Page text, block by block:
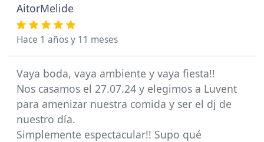
AitorMelide
Hace 1 años y 11 meses
Vaya boda, vaya ambiente y vaya fiesta!!
Nos casamos el 27.07.24 y elegimos a Luvent
para amenizar nuestra comida y ser el dj de
nuestro día.
Simplemente espectacular!! Supo qué